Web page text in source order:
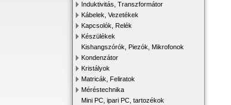
Induktivitás, Transzformátor
Kábelek, Vezetékek
Kapcsolók, Relék
Készülékek
Kishangszórók, Piezók, Mikrofonok
Kondenzátor
Kristályok
Matricák, Feliratok
Méréstechnika
Mini PC, ipari PC, tartozékok